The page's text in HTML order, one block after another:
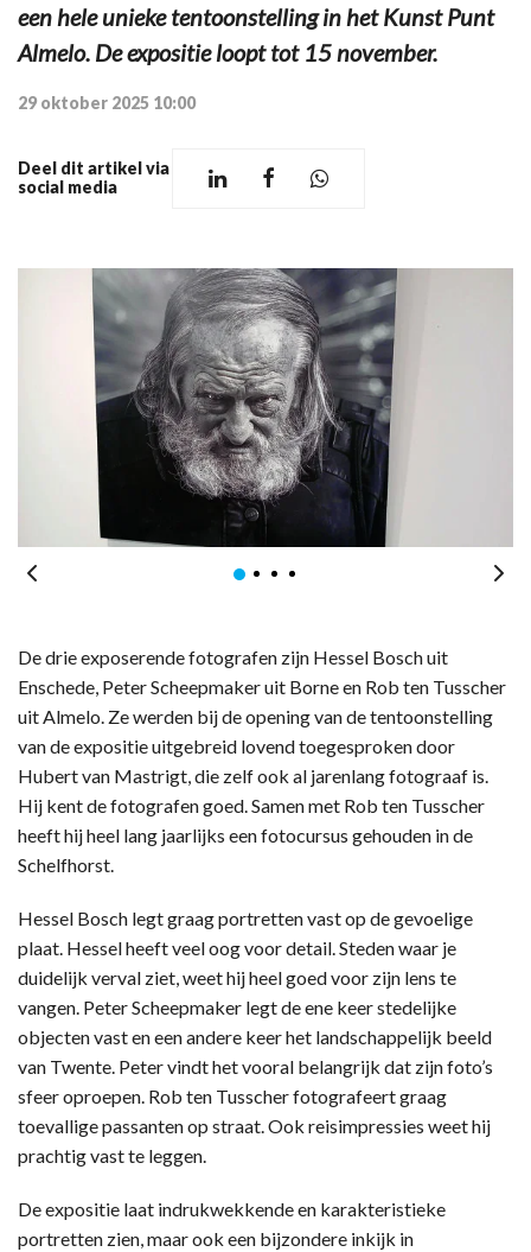
een hele unieke tentoonstelling in het Kunst Punt
Almelo. De expositie loopt tot 15 november.
29 oktober 2025 10:00
Deel dit artikel via
social media
De drie exposerende fotografen zijn Hessel Bosch uit
Enschede, Peter Scheepmaker uit Borne en Rob ten Tusscher
uit Almelo. Ze werden bij de opening van de tentoonstelling
van de expositie uitgebreid lovend toegesproken door
Hubert van Mastrigt, die zelf ook al jarenlang fotograaf is.
Hij kent de fotografen goed. Samen met Rob ten Tusscher
heeft hij heel lang jaarlijks een fotocursus gehouden in de
Schelfhorst.
Hessel Bosch legt graag portretten vast op de gevoelige
plaat. Hessel heeft veel oog voor detail. Steden waar je
duidelijk verval ziet, weet hij heel goed voor zijn lens te
vangen. Peter Scheepmaker legt de ene keer stedelijke
objecten vast en een andere keer het landschappelijk beeld
van Twente. Peter vindt het vooral belangrijk dat zijn foto’s
sfeer oproepen. Rob ten Tusscher fotografeert graag
toevallige passanten op straat. Ook reisimpressies weet hij
prachtig vast te leggen.
De expositie laat indrukwekkende en karakteristieke
portretten zien, maar ook een bijzondere inkijk in